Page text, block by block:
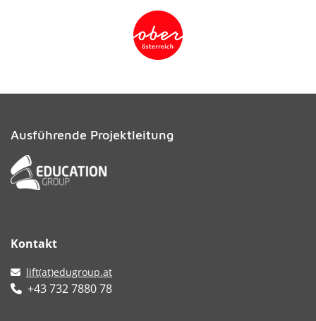
Ausführende Projektleitung
Kontakt
lift(at)edugroup.at
+43 732 7880 78